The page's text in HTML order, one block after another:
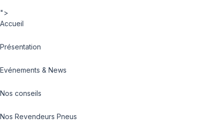
">
Accueil
Présentation
Evénements & News
Nos conseils
Nos Revendeurs Pneus